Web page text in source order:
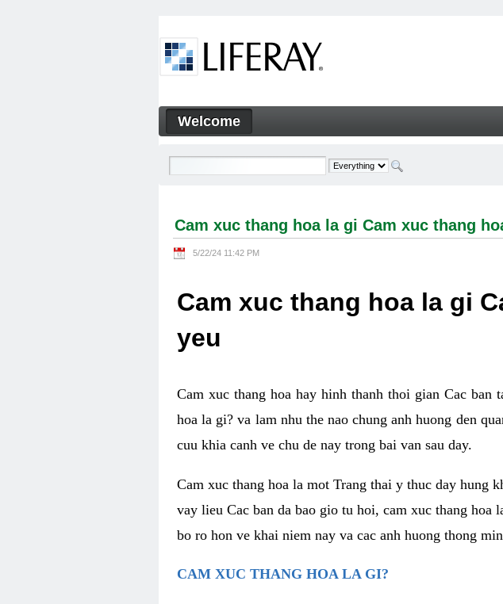
Cam xuc thang hoa la gi Cam xuc thang hoa trong
Navigation
Welcome
Cam xuc thang hoa la gi Cam xuc thang
5/22/24 11:42 PM
Cam xuc thang hoa la gi
yeu
Cam xuc thang hoa hay hinh thanh thoi gian Cac
hoa la gi? va lam nhu the nao chung anh huong den
cuu khia canh ve chu de nay trong bai van sau day.
Cam xuc thang hoa la mot Trang thai y thuc day hung
vay lieu Cac ban da bao gio tu hoi, cam xuc thang hoa
bo ro hon ve khai niem nay va cac anh huong thong
CAM XUC THANG HOA LA GI?